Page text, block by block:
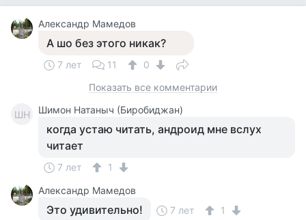
Александр Мамедов
А шо без этого никак?
7 лет 11
0
Показать все комментарии
ШН Шимон Натаныч (Биробиджан)
когда устаю читать, андроид мне вслух
читает
7 лет
1
Александр Мамедов
Это удивительно! 7 лет 1